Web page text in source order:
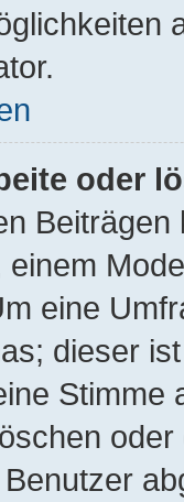
oder
einem
eine
dieser
Stimme